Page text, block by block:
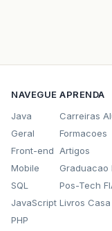
NAVEGUE
Java
Geral
Front-end
Mobile
SQL
JavaScript
PHP
APRENDA
Carreiras
Formacoes
Artigos
Graduacao
Pos-Tech
Livros